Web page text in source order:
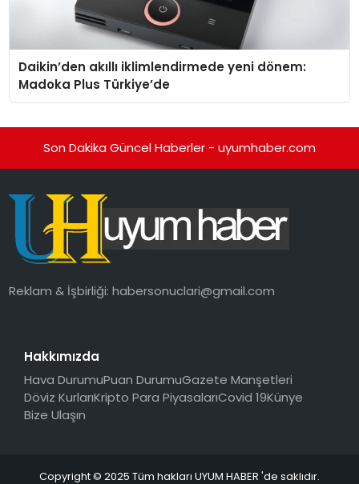
Daikin’den akıllı iklimlendirmede yeni dönem:
Madoka Plus Türkiye’de
Son Dakika Güncel Haberler - uyumhaber.com
Reklam & İşbirliği:habersonuclari@gmail.com
Hakkımızda
Hava DurumuPuan DurumuGazete Manşetleri
Döviz KurlarıKripto Para PiyasalarıCovid 19Künye
Bize Ulaşın
Copyright © 2025 Tüm hakları UYUM HABER 'de saklıdır.